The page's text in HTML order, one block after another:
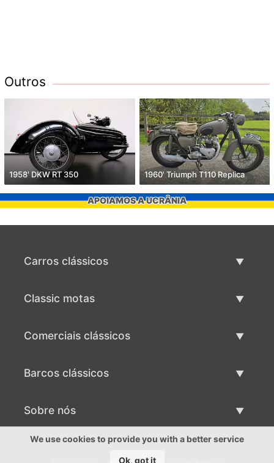
Outros
1958' DKW RT 350 1960' Triumph T110 Replica
APOIAMOS A UCRÂNIA
Carros clássicos
Classic motas
Comerciais clássicos
Barcos clássicos
Vender barco clássico
Sobre nós
Sobre nós
We use cookies to provide you with a better service
Ok, got it